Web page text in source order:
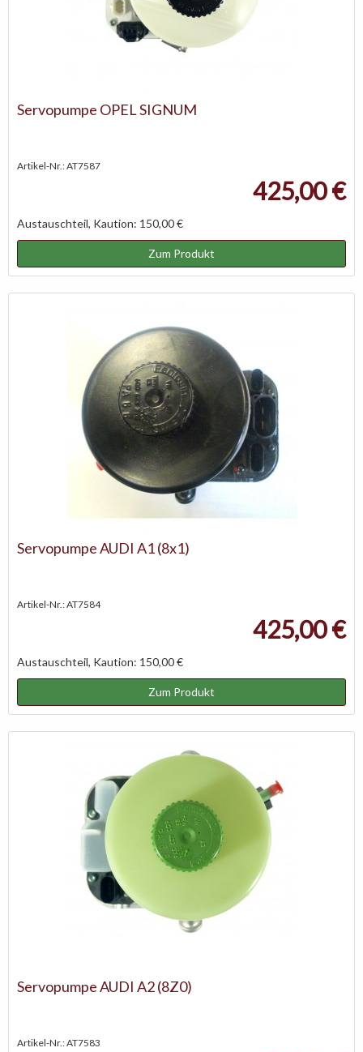
Servopumpe OPEL SIGNUM
Artikel-Nr.: AT7587
425,00 €
Austauschteil, Kaution: 150,00 €
Zum Produkt
Servopumpe AUDI A1 (8x1)
Artikel-Nr.: AT7584
425,00 €
Austauschteil, Kaution: 150,00 €
Zum Produkt
Servopumpe AUDI A2 (8Z0)
Artikel-Nr.: AT7583